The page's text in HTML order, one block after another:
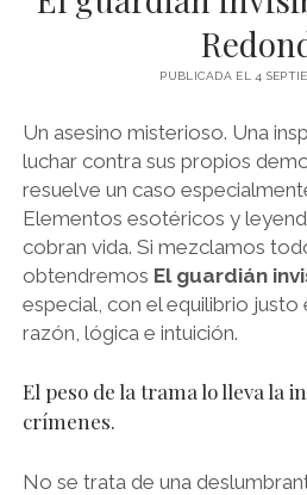
NOVELA
BOOKTAG
LITERATURA
NOVEDADES
PUBLICADA EL 4
Un asesino misterioso. Una
luchar contra sus propios
resuelve un caso
Elementos esotéricos y
cobran vida. Si mezclamos
obtendremos El guardián
especial, con el equilibrio
razón, lógica e intuición.
El peso de la trama lo lleva la
crímenes.
No se trata de una